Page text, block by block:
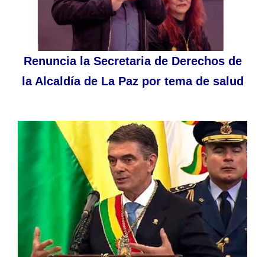
Renuncia la Secretaria de Derechos de
la Alcaldía de La Paz por tema de salud